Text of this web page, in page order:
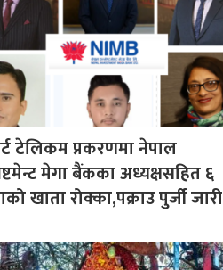
टेलिकम प्रकरणमा नेपाल
मेगा बैंकका अध्यक्षसहित ६
खाता रोक्का,पक्राउ पुर्जी जारी